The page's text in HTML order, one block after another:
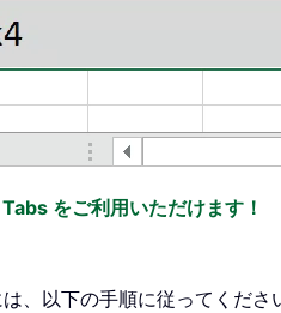
をご利用いただけます！
、以下の手順に従ってくださ